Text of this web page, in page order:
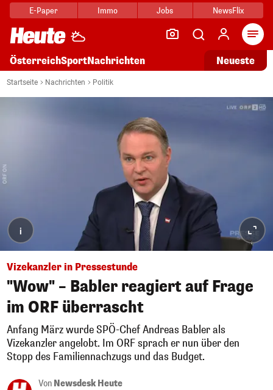
E-Paper Immo Jobs NewsFlix
ÖsterreichSportNachrichten Neueste
Startseite Nachrichten Politik
i
Vizekanzler in Pressestunde
"Wow" – Babler reagiert auf Frage
im ORF überrascht
Anfang März wurde SPÖ-Chef Andreas Babler als
Vizekanzler angelobt. Im ORF sprach er nun über den
Stopp des Familiennachzugs und das Budget.
Von Newsdesk Heute